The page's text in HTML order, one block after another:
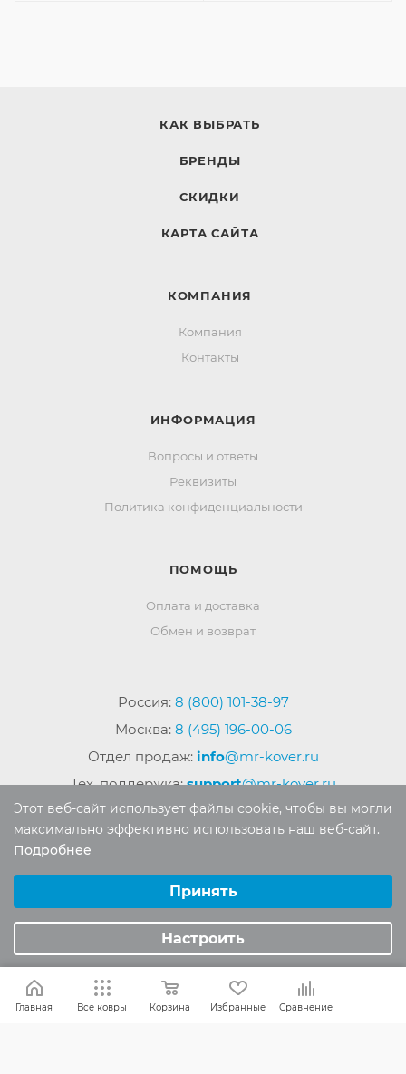
КАК ВЫБРАТЬ
БРЕНДЫ
СКИДКИ
КАРТА САЙТА
КОМПАНИЯ
Компания
Контакты
ИНФОРМАЦИЯ
Вопросы и ответы
Реквизиты
Политика конфиденциальности
ПОМОЩЬ
Оплата и доставка
Обмен и возврат
Россия: 8 (800) 101-38-97
Москва: 8 (495) 196-00-06
Отдел продаж: info@mr-kover.ru
Тех. поддержка:support@mr-kover.ru
материалов сайта без письменного разрешения
запрещено.
Главная Все ковры Корзина Избранные Сравнение
Этот веб-сайт использует файлы cookie, чтобы вы могли
максимально эффективно использовать наш веб-сайт.
Подробнее
Аналитические/Функциональные
Принять
Настроить